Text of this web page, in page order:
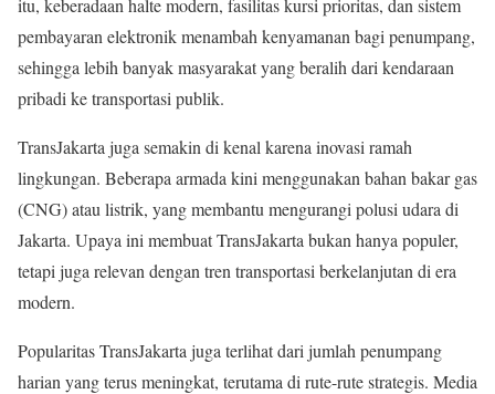
itu, keberadaan halte modern, fasilitas kursi prioritas, dan sistem
pembayaran elektronik menambah kenyamanan bagi penumpang,
sehingga lebih banyak masyarakat yang beralih dari kendaraan
pribadi ke transportasi publik.
TransJakarta juga semakin di kenal karena inovasi ramah
lingkungan. Beberapa armada kini menggunakan bahan bakar gas
(CNG) atau listrik, yang membantu mengurangi polusi udara di
Jakarta. Upaya ini membuat TransJakarta bukan hanya populer,
tetapi juga relevan dengan tren transportasi berkelanjutan di era
modern.
Popularitas TransJakarta juga terlihat dari jumlah penumpang
harian yang terus meningkat, terutama di rute-rute strategis. Media